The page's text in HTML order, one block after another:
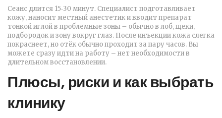
Сеанс длится 15‑30 минут. Специалист подготавливает
кожу, наносит местный анестетик и вводит препарат
тонкой иглой в проблемные зоны – обычно в лоб, щеки,
подбородок и зону вокруг глаз. После инъекции кожа слегка
покраснеет, но отёк обычно проходит за пару часов. Вы
можете сразу идти на работу – нет необходимости в
длительном восстановлении.
Плюсы, риски и как выбрать
клинику